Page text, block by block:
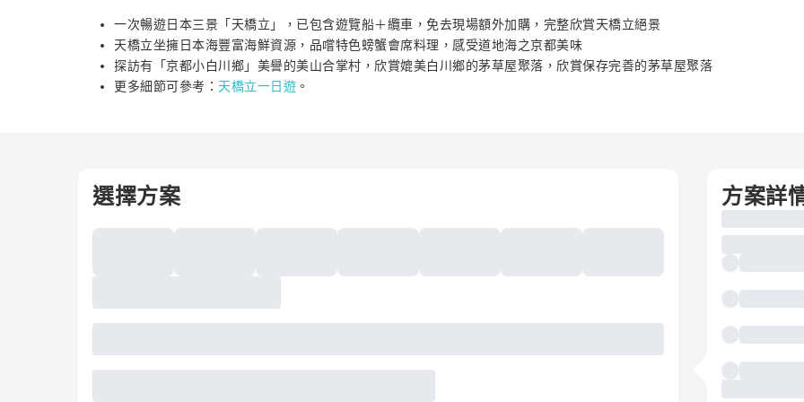
一次暢遊日本三景「天橋立」，已包含遊覽船＋纜車，免去現場額外加購，完整欣賞天橋立絕景
天橋立坐擁日本海豐富海鮮資源，品嚐特色螃蟹會席料理，感受道地海之京都美味
探訪有「京都小白川鄉」美譽的美山合掌村，欣賞媲美白川鄉的茅草屋聚落，欣賞保存完善的茅草屋聚落
更多細節可參考： 天橋立一日遊 。
選擇方案 方案詳